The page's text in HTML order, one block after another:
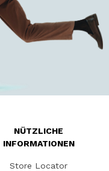
NÜTZLICHE
INFORMATIONEN
Store Locator